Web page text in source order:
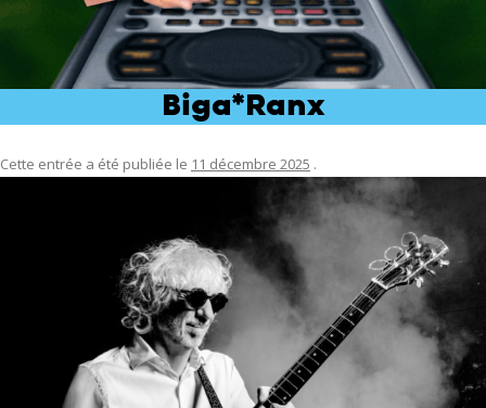
Biga*Ranx
Cette entrée a été publiée le 11 décembre 2025 .